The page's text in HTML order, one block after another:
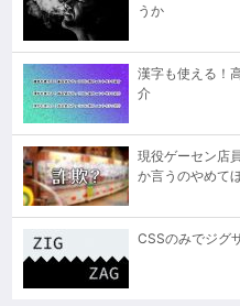
うか
漢字も使える！
介
現役ゲーセン店
か言うのやめて
CSSのみでジグ